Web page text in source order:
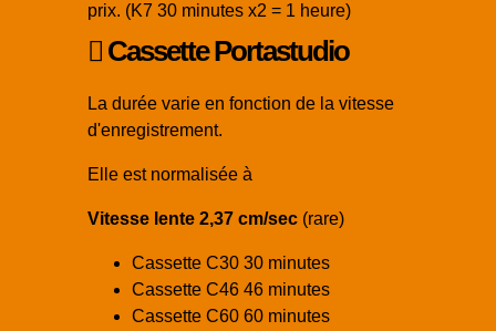
prix. (K7 30 minutes x2 = 1 heure)
Cassette Portastudio
La durée varie en fonction de la vitesse
d'enregistrement.
Elle est normalisée à
Vitesse lente 2,37 cm/sec (rare)
Cassette C30 30 minutes
Cassette C46 46 minutes
Cassette C60 60 minutes